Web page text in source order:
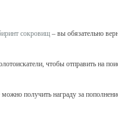
сокровищ – вы обязательно
чтобы отправить на
можно получить награду за